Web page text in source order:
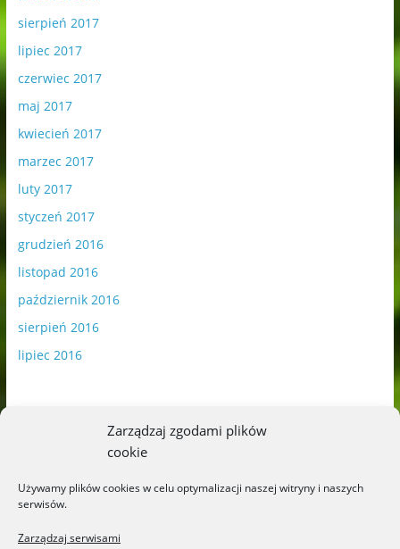
Zarządzaj zgodami plików
cookie
Używamy plików cookies w celu optymalizacji naszej witryny i naszych
serwisów.
Zarządzaj serwisami
sierpień 2017
lipiec 2017
czerwiec 2017
maj 2017
kwiecień 2017
marzec 2017
luty 2017
styczeń 2017
grudzień 2016
listopad 2016
październik 2016
sierpień 2016
lipiec 2016